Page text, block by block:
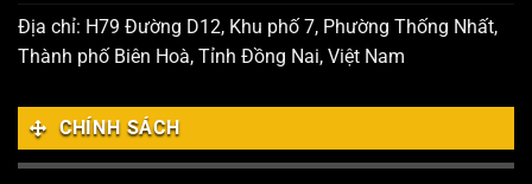
Địa chỉ: H79 Đường D12, Khu phố 7, Phường Thống Nhất,
Thành phố Biên Hoà, Tỉnh Đồng Nai, Việt Nam
CHÍNH SÁCH